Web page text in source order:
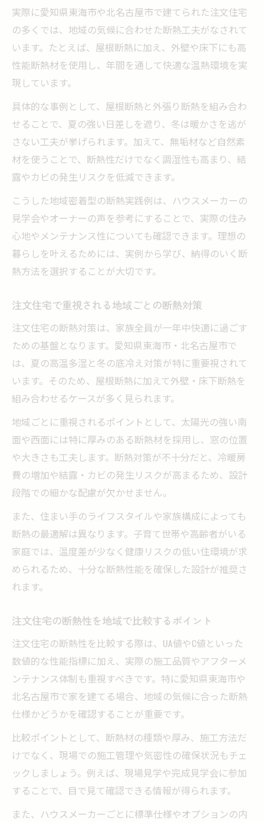
実際に愛知県東海市や北名古屋市で建てられた注文住宅
の多くでは、地域の気候に合わせた断熱工夫がなされて
います。たとえば、屋根断熱に加え、外壁や床下にも高
性能断熱材を使用し、年間を通して快適な温熱環境を実
現しています。
具体的な事例として、屋根断熱と外張り断熱を組み合わ
せることで、夏の強い日差しを遮り、冬は暖かさを逃が
さない工夫が挙げられます。加えて、無垢材など自然素
材を使うことで、断熱性だけでなく調湿性も高まり、結
露やカビの発生リスクを低減できます。
こうした地域密着型の断熱実践例は、ハウスメーカーの
見学会やオーナーの声を参考にすることで、実際の住み
心地やメンテナンス性についても確認できます。理想の
暮らしを叶えるためには、実例から学び、納得のいく断
熱方法を選択することが大切です。
注文住宅で重視される地域ごとの断熱対策
注文住宅の断熱対策は、家族全員が一年中快適に過ごす
ための基盤となります。愛知県東海市・北名古屋市で
は、夏の高温多湿と冬の底冷え対策が特に重要視されて
います。そのため、屋根断熱に加えて外壁・床下断熱を
組み合わせるケースが多く見られます。
地域ごとに重視されるポイントとして、太陽光の強い南
面や西面には特に厚みのある断熱材を採用し、窓の位置
や大きさも工夫します。断熱対策が不十分だと、冷暖房
費の増加や結露・カビの発生リスクが高まるため、設計
段階での細かな配慮が欠かせません。
また、住まい手のライフスタイルや家族構成によっても
断熱の最適解は異なります。子育て世帯や高齢者がいる
家庭では、温度差が少なく健康リスクの低い住環境が求
められるため、十分な断熱性能を確保した設計が推奨さ
れます。
注文住宅の断熱性を地域で比較するポイント
注文住宅の断熱性を比較する際は、UA値やC値といった
数値的な性能指標に加え、実際の施工品質やアフターメ
ンテナンス体制も重視すべきです。特に愛知県東海市や
北名古屋市で家を建てる場合、地域の気候に合った断熱
仕様かどうかを確認することが重要です。
比較ポイントとして、断熱材の種類や厚み、施工方法だ
けでなく、現場での施工管理や気密性の確保状況もチェ
ックしましょう。例えば、現場見学や完成見学会に参加
することで、目で見て確認できる情報が得られます。
また、ハウスメーカーごとに標準仕様やオプションの内